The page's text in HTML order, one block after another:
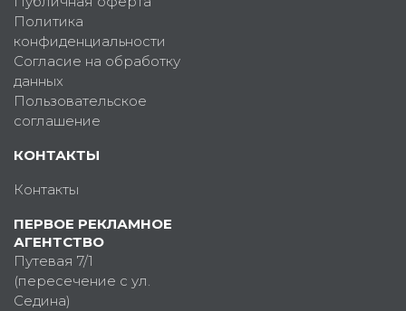
Политика
конфиденциальности
Согласие на обработку
данных
Пользовательское
соглашение
КОНТАКТЫ
Контакты
ПЕРВОЕ РЕКЛАМНОЕ
АГЕНТСТВО
Путевая 7/1
(пересечение с ул.
Седина)